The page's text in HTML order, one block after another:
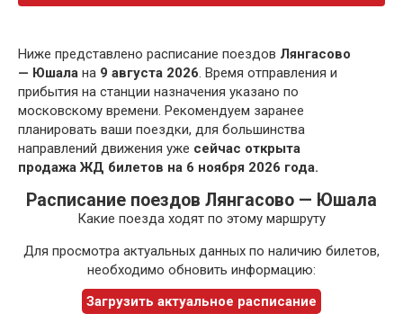
Ниже представлено расписание поездов Лянгасово
— Юшала на 9 августа 2026. Время отправления и
прибытия на станции назначения указано по
московскому времени. Рекомендуем заранее
планировать ваши поездки, для большинства
направлений движения уже сейчас открыта
продажа ЖД билетов на 6 ноября 2026 года.
Расписание поездов Лянгасово — Юшала
Какие поезда ходят по этому маршруту
Для просмотра актуальных данных по наличию билетов,
необходимо обновить информацию:
Загрузить актуальное расписание